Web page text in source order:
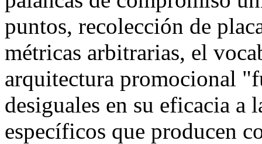
puntos, recolección de
métricas arbitrarias, el
arquitectura promocional
desiguales en su eficacia a
específicos que producen